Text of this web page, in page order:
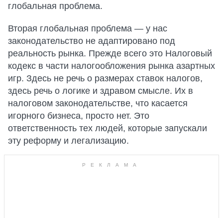
глобальная проблема.
Вторая глобальная проблема — у нас
законодательство не адаптировано под
реальность рынка. Прежде всего это Налоговый
кодекс в части налогообложения рынка азартных
игр. Здесь не речь о размерах ставок налогов,
здесь речь о логике и здравом смысле. Их в
налоговом законодательстве, что касается
игорного бизнеса, просто нет. Это
ответственность тех людей, которые запускали
эту реформу и легализацию.